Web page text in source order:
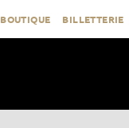
BOUTIQUE BILLETTERIE
ACTUALITÉS